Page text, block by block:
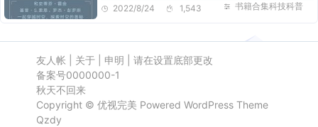
书籍合集科技科普
2022/8/24 1,543
友人帐 关于| 申明
请在设置底部更改
备案号0000000-1
秋天不回来
Copyright © 优视完美 Powered WordPressTheme
Qzdy